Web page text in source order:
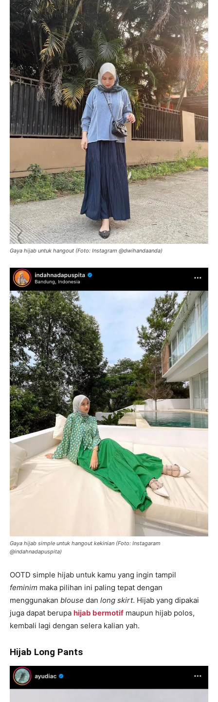
Gaya hijab untuk hangout (Foto: Instagram @dwihandaanda)
Gaya hijab simple untuk hangout kekinian (Foto: Instagaram
@indahnadapuspita)
OOTD simple hijab untuk kamu yang ingin tampil
feminim maka pilihan ini paling tepat dengan
menggunakan blouse dan long skirt. Hijab yang dipakai
juga dapat berupa hijab bermotif maupun hijab polos,
kembali lagi dengan selera kalian yah.
Hijab Long Pants